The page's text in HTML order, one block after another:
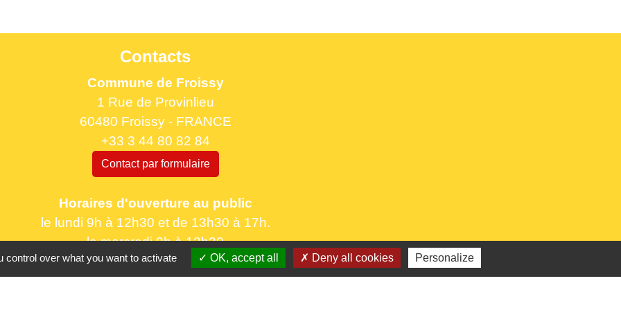
Contacts
Commune de Froissy
1 Rue de Provinlieu
60480 Froissy - FRANCE
+33 3 44 80 82 84
Contact par formulaire
Horaires d'ouverture au public
le lundi 9h à 12h30 et de 13h30 à 17h.
le mercredi 9h à 12h30
le vendredi 16h à 18h30
over what you want to activate OK, accept all Deny all cookies Personalize